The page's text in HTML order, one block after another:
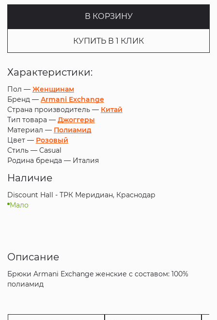
В КОРЗИНУ
КУПИТЬ В 1 КЛИК
Характеристики:
Пол — Женщинам
Бренд — Armani Exchange
Страна производитель — Китай
Тип товара — Джоггеры
Материал — Полиамид
Цвет — Розовый
Стиль — Casual
Родина бренда — Италия
Наличие
Discount Hall - ТРК Меридиан, Краснодар
Мало
Описание
Брюки Armani Exchange женские с составом: 100%
полиамид